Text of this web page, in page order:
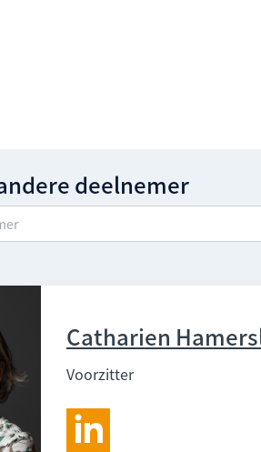
deelnemer
Catharien
Voorzitter